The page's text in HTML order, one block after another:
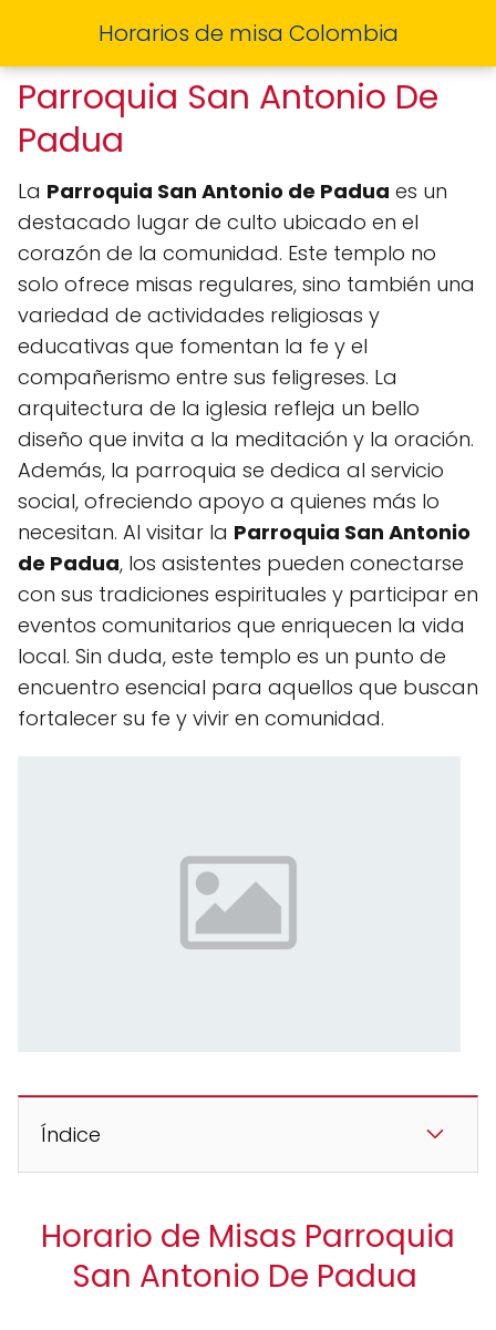
Horarios de misa Colombia
Parroquia San Antonio De
Padua
La Parroquia San Antonio de Padua es un
destacado lugar de culto ubicado en el
corazón de la comunidad. Este templo no
solo ofrece misas regulares, sino también una
variedad de actividades religiosas y
educativas que fomentan la fe y el
compañerismo entre sus feligreses. La
arquitectura de la iglesia refleja un bello
diseño que invita a la meditación y la oración.
Además, la parroquia se dedica al servicio
social, ofreciendo apoyo a quienes más lo
necesitan. Al visitar la Parroquia San Antonio
de Padua, los asistentes pueden conectarse
con sus tradiciones espirituales y participar en
eventos comunitarios que enriquecen la vida
local. Sin duda, este templo es un punto de
encuentro esencial para aquellos que buscan
fortalecer su fe y vivir en comunidad.
Índice
Horario de Misas Parroquia
San Antonio De Padua